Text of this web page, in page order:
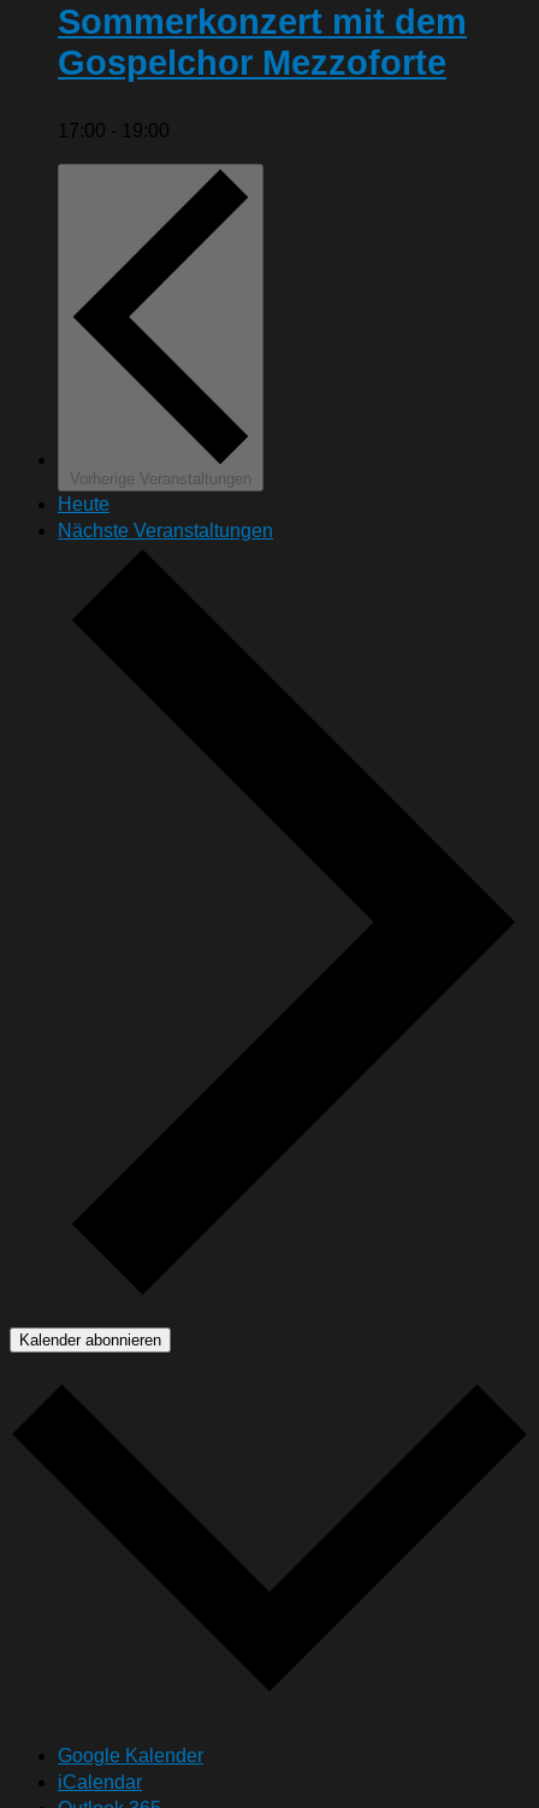
Sommerkonzert mit dem
Gospelchor Mezzoforte
17:00 - 19:00
Vorherige Veranstaltungen
Heute
Nächste Veranstaltungen
Kalender abonnieren
Google Kalender
iCalendar